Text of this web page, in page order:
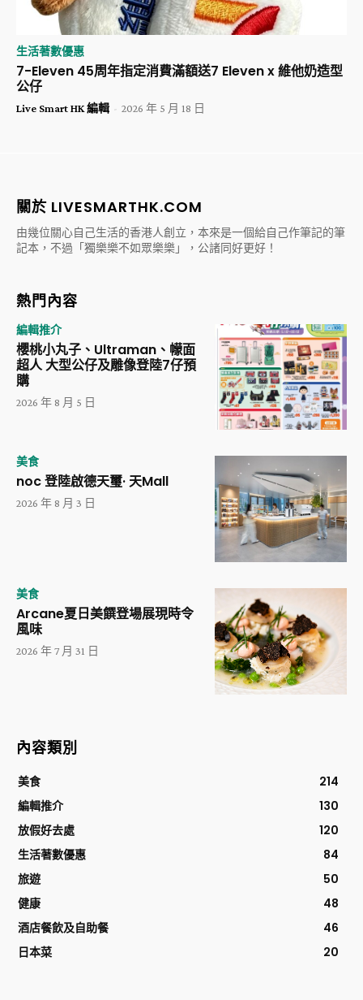
生活著數優惠
7-Eleven 45周年指定消費滿額送7 Eleven x 維他奶造型
公仔
Live Smart HK 編輯 - 2026 年 5 月 18 日
關於 LIVESMARTHK.COM
由幾位關心自己生活的香港人創立，本來是一個給自己作筆記的筆
記本，不過「獨樂樂不如眾樂樂」，公諸同好更好！
熱門內容
編輯推介
櫻桃小丸子、Ultraman、幪面
超人 大型公仔及雕像登陸7仔預
購
2026 年 8 月 5 日
美食
noc 登陸啟德天璽· 天Mall
2026 年 8 月 3 日
美食
Arcane夏日美饌登場展現時令
風味
2026 年 7 月 31 日
內容類別
美食
214
編輯推介
130
放假好去處
120
生活著數優惠
84
旅遊
50
健康
48
酒店餐飲及自助餐
46
日本菜
20